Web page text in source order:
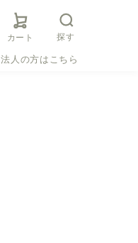
カート 探す
法人の方はこちら